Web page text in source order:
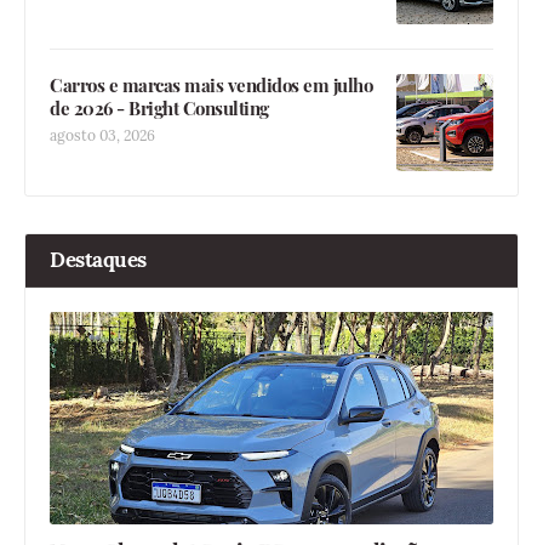
Carros e marcas mais vendidos em julho
de 2026 - Bright Consulting
agosto 03, 2026
Destaques